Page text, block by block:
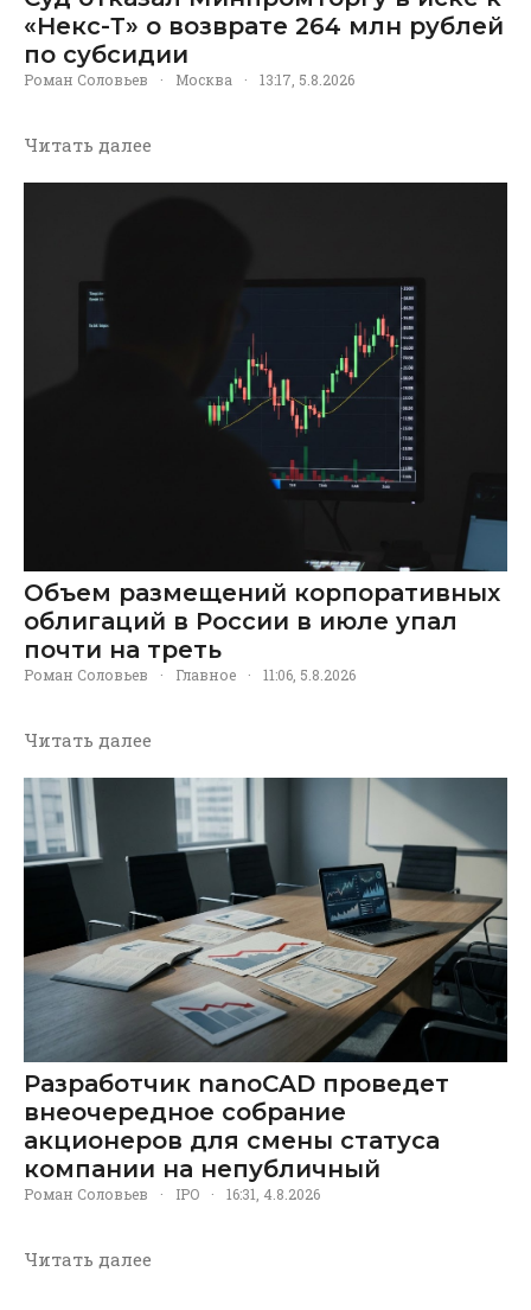
«Некс-Т» о возврате 264 млн рублей
по субсидии
Роман Соловьев · Москва · 13:17, 5.8.2026
Читать далее
Объем размещений корпоративных
облигаций в России в июле упал
почти на треть
Роман Соловьев · Главное · 11:06, 5.8.2026
Читать далее
Разработчик nanoCAD проведет
внеочередное собрание
акционеров для смены статуса
компании на непубличный
Роман Соловьев · IPO · 16:31, 4.8.2026
Читать далее